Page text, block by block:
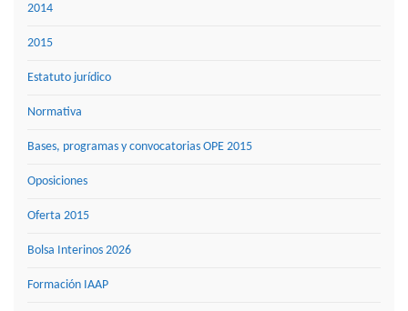
2014
2015
Estatuto jurídico
Normativa
Bases, programas y convocatorias OPE 2015
Oposiciones
Oferta 2015
Bolsa Interinos 2026
Formación IAAP